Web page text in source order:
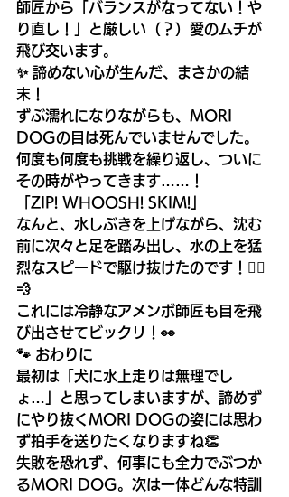
師匠から「バランスがなってない！や
り直し！」と厳しい（？）愛のムチが
飛び交います。
✨ 諦めない心が生んだ、まさかの結
末！
ずぶ濡れになりながらも、MORI
DOGの目は死んでいませんでした。
何度も何度も挑戦を繰り返し、ついに
その時がやってきます……！
「ZIP! WHOOSH! SKIM!」
なんと、水しぶきを上げながら、沈む
前に次々と足を踏み出し、水の上を猛
烈なスピードで駆け抜けたのです！🏃‍♂️
💨
これには冷静なアメンボ師匠も目を飛
び出させてビックリ！👀
🐾 おわりに
最初は「犬に水上走りは無理でし
ょ…」と思ってしまいますが、諦めず
にやり抜くMORI DOGの姿には思わ
ず拍手を送りたくなりますね👏
失敗を恐れず、何事にも全力でぶつか
るMORI DOG。次は一体どんな特訓